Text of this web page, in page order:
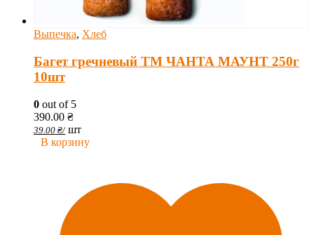
Выпечка, Хлеб
Багет гречневый ТМ ЧАНТА МАУНТ 250г
10шт
0 out of 5
390.00 ₴
39.00 ₴/ шт
В корзину